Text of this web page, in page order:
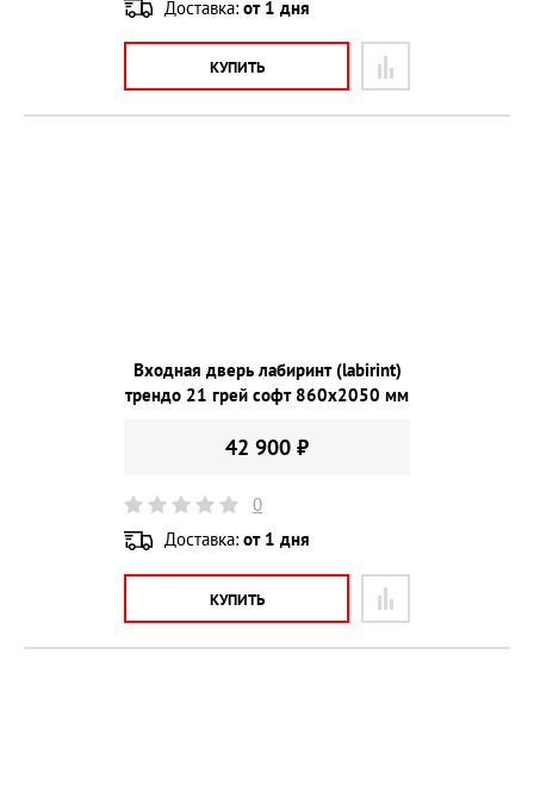
Доставка: от 1 дня
КУПИТЬ
Входная дверь лабиринт (labirint)
трендо 21 грей софт 860х2050 мм
42 900 ₽
0
Доставка: от 1 дня
КУПИТЬ